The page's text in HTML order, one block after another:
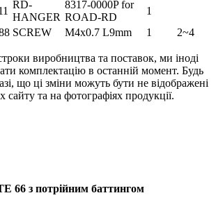
RD-
HANGER
8317-0000P for
ROAD-RD
1
SCREW M4x0.7 L9mm 1 2~4
виробництва та поставок, ми іноді
комплектацію в останній момент. Будь
що ці зміни можуть бути не відображені
сайту та на фотографіях продукції.
66 з потрійним баттингом